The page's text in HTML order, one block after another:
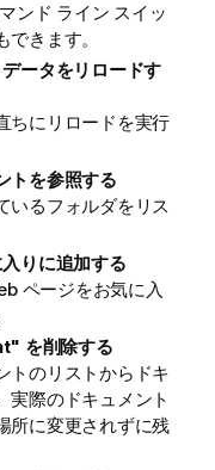
ンド ライン スイッ
できます。
ータをリロードす
ちにリロードを実行
トを参照する
いるフォルダをリス
りに追加する
ページをお気に入
を削除する
トのリストからドキ
実際のドキュメント
所に変更されずに残